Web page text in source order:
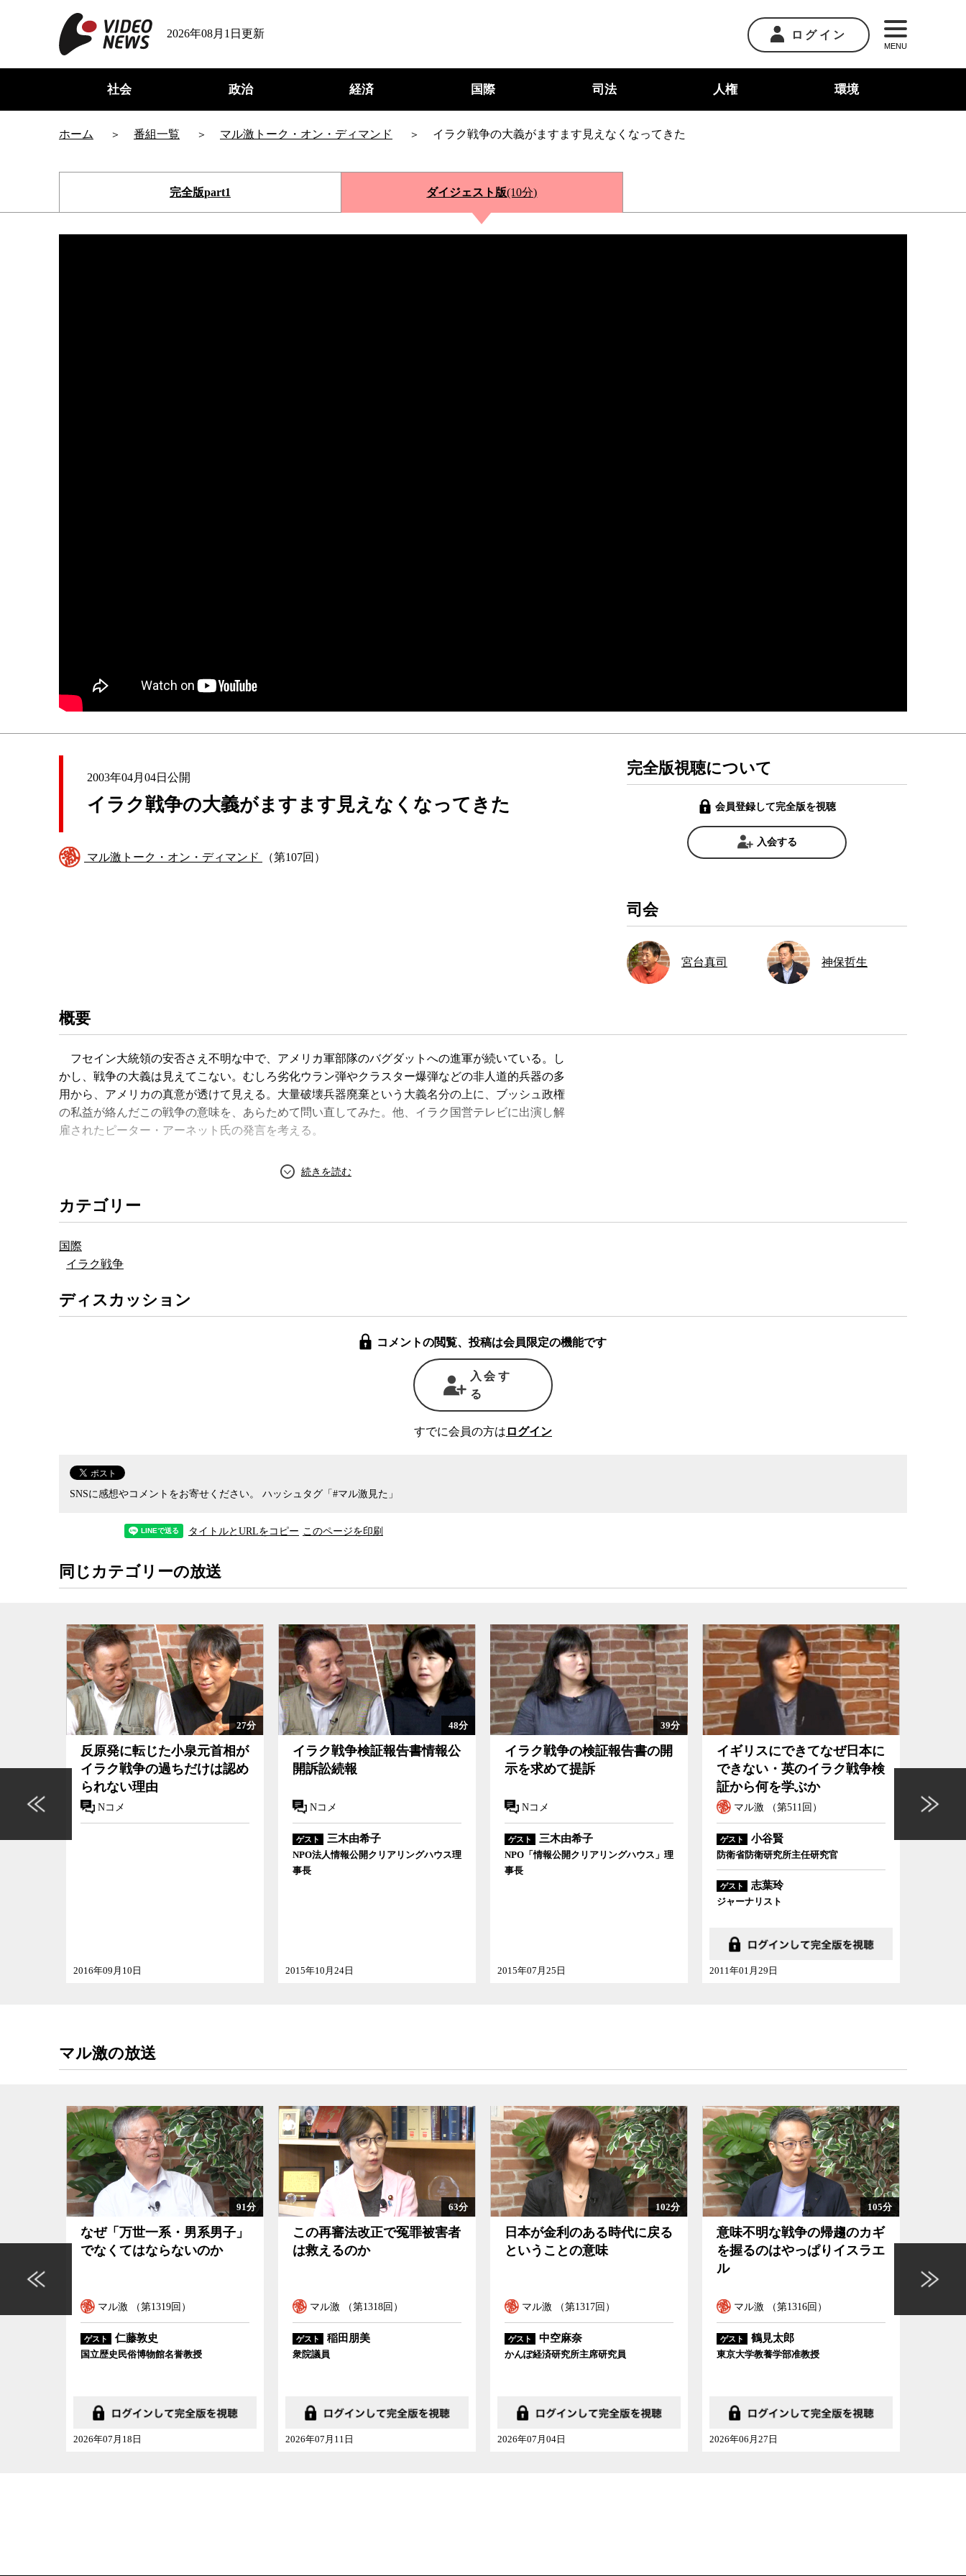
2026年08月1日更新 ログイン
MENU
社会 政治 経済 国際 司法 人権 環境
ホーム 番組一覧 マル激トーク・オン・ディマンド イラク戦争の大義がますます見えなくなってきた
完全版part1 ダイジェスト版(10分)
2003年04月04日公開
イラク戦争の大義がますます見えなくなってきた
マル激トーク・オン・ディマンド （第107回）
完全版視聴について
会員登録して完全版を視聴
入会する
司会
宮台真司 神保哲生
概要
フセイン大統領の安否さえ不明な中で、アメリカ軍部隊のバグダットへの進軍が続いている。し
かし、戦争の大義は見えてこない。むしろ劣化ウラン弾やクラスター爆弾などの非人道的兵器の多
用から、アメリカの真意が透けて見える。大量破壊兵器廃棄という大義名分の上に、ブッシュ政権
の私益が絡んだこの戦争の意味を、あらためて問い直してみた。他、イラク国営テレビに出演し解
雇されたピーター・アーネット氏の発言を考える。
カテゴリー
国際
イラク戦争
ディスカッション
コメントの閲覧、投稿は会員限定の機能です
入会す
る
すでに会員の方は ログイン
SNSに感想やコメントをお寄せください。 ハッシュタグ「#マル激見た」
タイトルとURLをコピー このページを印刷
同じカテゴリーの放送
27分
反原発に転じた小泉元首相が
イラク戦争の過ちだけは認め
られない理由
Nコメ
2016年09月10日
48分
イラク戦争検証報告書情報公
開訴訟続報
Nコメ
ゲスト 三木由希子
NPO法人情報公開クリアリングハウス理
事長
2015年10月24日
39分
イラク戦争の検証報告書の開
示を求めて提訴
Nコメ
ゲスト 三木由希子
NPO「情報公開クリアリングハウス」理
事長
2015年07月25日
から何を学ぶか
イギリスにできてなぜ日本に
できない・英のイラク戦争検
証から何を学ぶか
マル激 （第511回）
ゲスト 小谷賢
防衛省防衛研究所主任研究官
ゲスト 志葉玲
ジャーナリスト
2011年01月29日
ク戦
ゲスト
マル激の放送
91分
なぜ「万世一系・男系男子」
でなくてはならないのか
マル激 （第1319回）
ゲスト 仁藤敦史
国立歴史民俗博物館名誉教授
2026年07月18日
63分
この再審法改正で冤罪被害者
は救えるのか
マル激 （第1318回）
ゲスト 稲田朋美
衆院議員
2026年07月11日
102分
日本が金利のある時代に戻る
ということの意味
マル激 （第1317回）
ゲスト 中空麻奈
かんぽ経済研究所主席研究員
2026年07月04日
105分
意味不明な戦争の帰趨のカギ
を握るのはやっぱりイスラエ
ル
マル激 （第1316回）
ゲスト 鶴見太郎
東京大学教養学部准教授
2026年06月27日
教育
いう